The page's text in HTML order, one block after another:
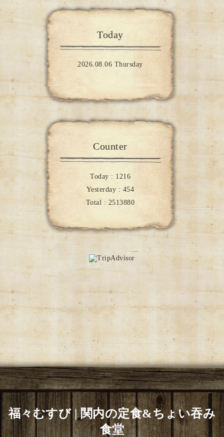
Today
2026.08.06 Thursday
Counter
Today : 1216
Yesterday : 454
Total : 2513880
福々むすび | 関内の定食&ちょい吞み
食堂